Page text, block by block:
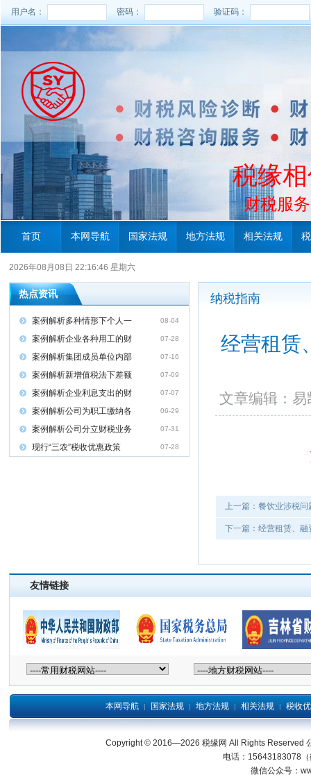
用户名： 密码： 验证码：
税缘
财税服
首页 本网导航 国家法规 地方法规 相关法规
2026年08月08日 22:16:46 星期六
热点资讯
案例解析多种情形下个人一 08-04
案例解析企业各种用工的财 07-28
案例解析集团成员单位内部 07-16
案例解析新增值税法下差额 07-09
案例解析企业利息支出的财 07-07
案例解析公司为职工缴纳各 06-29
案例解析公司分立财税业务 07-31
现行“三农”税收优惠政策 07-28
纳税指南
经营租赁
文章编辑
上一篇：餐饮业涉税问
下一篇：经营租赁、
友情链接
本网导航 | 国家法规 | 地方法规 | 相关法规 | 税收
Copyright © 2016—2026 税缘网 All Rights Reserved
电话：15643183078
微信公众号：